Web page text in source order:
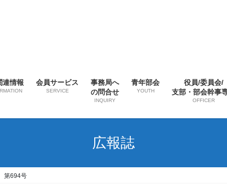
連情報 会員サービス
SERVICE
事務局へ
の問合せ
INQUIRY
青年部会
YOUTH
役員/委員会/
支部・部会幹事
OFFICER
広報誌
第694号